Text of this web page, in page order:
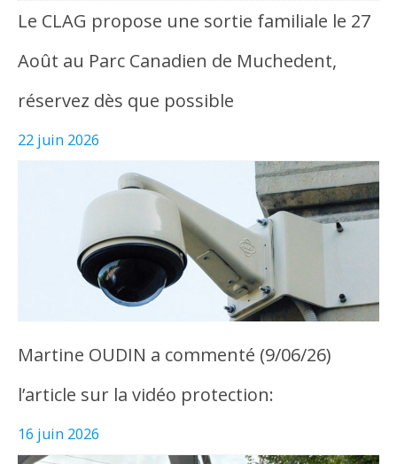
Le CLAG propose une sortie familiale le 27
Août au Parc Canadien de Muchedent,
réservez dès que possible
22 juin 2026
Martine OUDIN a commenté (9/06/26)
l’article sur la vidéo protection:
16 juin 2026